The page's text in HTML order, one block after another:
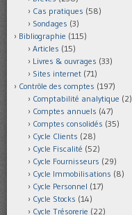
Cas pratiques (58)
Sondages (3)
Bibliographie (115)
Articles (15)
Livres & ouvrages (33)
Sites internet (71)
Contrôle des comptes (197)
Comptabilité analytique (2)
Comptes annuels (47)
Comptes consolidés (35)
Cycle Clients (28)
Cycle Fiscalité (52)
Cycle Fournisseurs (29)
Cycle Immobilisations (8)
Cycle Personnel (17)
Cycle Stocks (14)
Cycle Trésorerie (22)